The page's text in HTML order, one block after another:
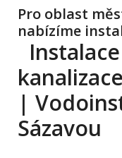
Pro oblast
nabízíme
|
Sázavou